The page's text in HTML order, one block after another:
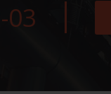
03